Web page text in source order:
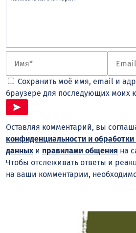
Сохранить моё имя, email и
браузере для последующих моих
Оставляя комментарий, вы
конфиденциальности и
данныхи правилами общения на
Чтобы отслеживать ответы и
на ваши комментарии,